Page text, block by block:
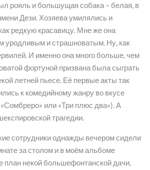
рояль и большущая собака – белая, в
Дези. Хозяева умилялись и
редкую красавицу. Мне же она
уродливым и страшноватым. Ну, как
И именно она много больше, чем
фортуной призвана была сыграть
летней пьесе. Её первые акты так
к комедийному жанру во вкусе
или «Три плюс два»). А
трагедии.
сотрудники однажды вечером сидели
за столом и в моём альбоме
план некой большефонтанской дачи,